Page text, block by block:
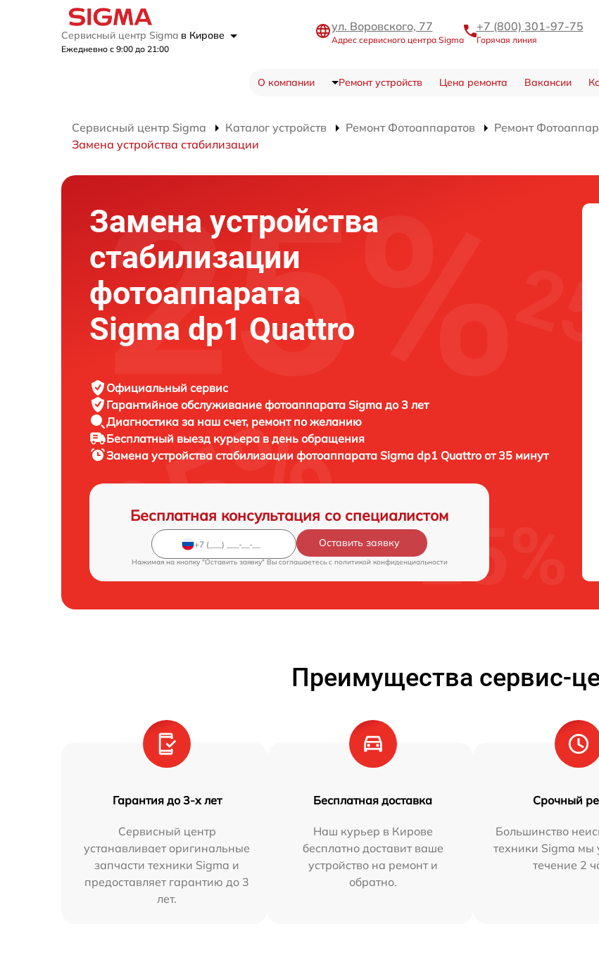
Сервисный центр Sigma в Кирове
Ежедневно с 9:00 до 21:00
ул. Воровского, 77
Адрес сервисного центра Sigma
+7 (800) 301-97-75
Горячая линия
О компании Ремонт устройств Цена ремонта Вакансии
Сервисный центр Sigma Каталог устройств Ремонт Фотоаппаратов
Ремонт
Замена устройства стабилизации
Замена устройства
стабилизации
фотоаппарата
Sigma dp1 Quattro
Официальный сервис
Гарантийное обслуживание фотоаппарата Sigma до 3 лет
Диагностика за наш счет, ремонт по желанию
Бесплатный выезд курьера в день обращения
Замена устройства стабилизации фотоаппарата Sigma dp1 Quattro от 35 минут
Бесплатная консультация со специалистом
Оставить заявку
Нажимая на кнопку "Оставить заявку" Вы соглашаетесь c политикой конфиденциальности
Преимущества сервис-
Гарантия до 3-х лет
Сервисный центр
устанавливает оригинальные
запчасти техники Sigma и
предоставляет гарантию до 3
лет.
Бесплатная доставка
Наш курьер в Кирове
бесплатно доставит ваше
устройство на ремонт и
обратно.
Срочный
Большинство
техники Sigma мы
течение 2